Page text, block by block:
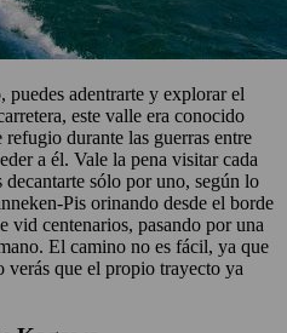
adentrarte y explorar el
este valle era conocido
durante las guerras entre
a él. Vale la pena visitar cada
sólo por uno, según lo
Pis orinando desde el borde
vid centenarios, pasando por una
El camino no es fácil, ya que
verás que el propio trayecto ya